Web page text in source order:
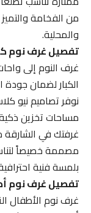
من الفخامة والتميز
والمحلية.
تفصيل غرف نوم
غرف النوم إلى
الكبار لضمان جودة
نوفر تصاميم نيو
مساحات تخزين ذكية
غرفتك في الشارقة
مصممة خصيصاً
بلمسة فنية احترافية.
تفصيل غرف نوم
غرف نوم الأطفال